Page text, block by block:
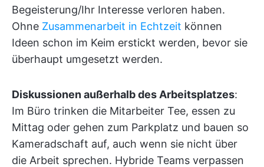
Begeisterung/Ihr Interesse verloren haben.
Ohne Zusammenarbeit in Echtzeit können
Ideen schon im Keim erstickt werden, bevor sie
überhaupt umgesetzt werden.
Diskussionen außerhalb des Arbeitsplatzes:
Im Büro trinken die Mitarbeiter Tee, essen zu
Mittag oder gehen zum Parkplatz und bauen so
Kameradschaft auf, auch wenn sie nicht über
die Arbeit sprechen. Hybride Teams verpassen